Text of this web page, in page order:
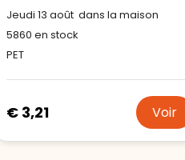
Jeudi 13 août dans la maison
5860 en stock
PET
€ 3,21 Voir